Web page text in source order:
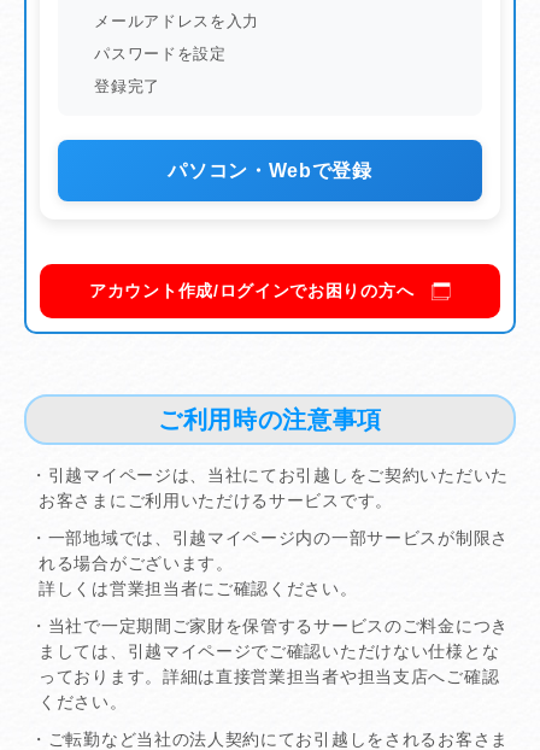
メールアドレスを入力
パスワードを設定
登録完了
パソコン・Webで登録
アカウント作成/ログインでお困りの方へ
ご利用時の注意事項
・引越マイページは、当社にてお引越しをご契約いただいた
お客さまにご利用いただけるサービスです。
・一部地域では、引越マイページ内の一部サービスが制限さ
れる場合がございます。
詳しくは営業担当者にご確認ください。
・当社で一定期間ご家財を保管するサービスのご料金につき
ましては、引越マイページでご確認いただけない仕様とな
っております。詳細は直接営業担当者や担当支店へご確認
ください。
・ご転勤など当社の法人契約にてお引越しをされるお客さま